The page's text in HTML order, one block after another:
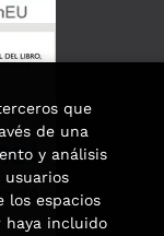
que
de una
y análisis
los espacios
haya incluido